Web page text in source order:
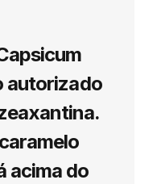
autorizado
acima do